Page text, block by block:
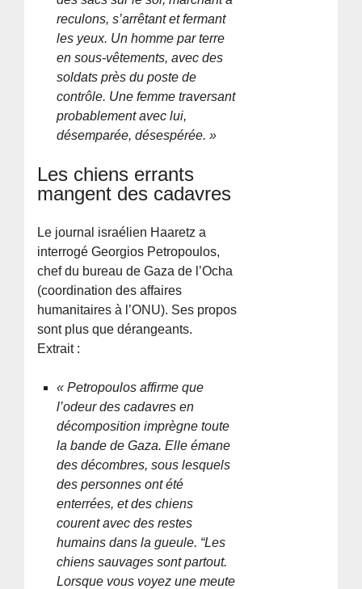
reculons, s’arrêtant et fermant
les yeux. Un homme par terre
en sous-vêtements, avec des
soldats près du poste de
contrôle. Une femme traversant
probablement avec lui,
désemparée, désespérée. »
Les chiens errants
mangent des cadavres
Le journal israélien Haaretz a
interrogé Georgios Petropoulos,
chef du bureau de Gaza de l’Ocha
(coordination des affaires
humanitaires à l’ONU). Ses propos
sont plus que dérangeants.
Extrait :
« Petropoulos affirme que
l’odeur des cadavres en
décomposition imprègne toute
la bande de Gaza. Elle émane
des décombres, sous lesquels
des personnes ont été
enterrées, et des chiens
courent avec des restes
humains dans la gueule. “Les
chiens sauvages sont partout.
Lorsque vous voyez une meute